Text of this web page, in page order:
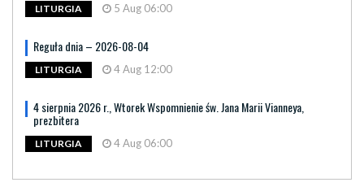
LITURGIA 5 Aug 06:00
Reguła dnia – 2026-08-04
LITURGIA 4 Aug 12:00
4 sierpnia 2026 r., Wtorek Wspomnienie św. Jana Marii Vianneya,
prezbitera
LITURGIA 4 Aug 06:00